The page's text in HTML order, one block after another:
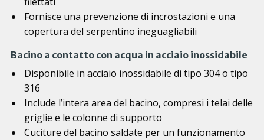
Fornisce una prevenzione di incrostazioni e una
copertura del serpentino ineguagliabili
Bacino a contatto con acqua in acciaio inossidabile
Disponibile in acciaio inossidabile di tipo 304 o tipo
316
Include l’intera area del bacino, compresi i telai delle
griglie e le colonne di supporto
Cuciture del bacino saldate per un funzionamento